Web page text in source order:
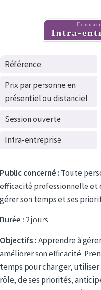
Intra-
Référence
Prix par personne en
présentiel ou distanciel
Session ouverte
Intra-entreprise
Public concerné : Toute
efficacité professionnelle et
gérer son temps et ses
Durée : 2 jours
Objectifs :Apprendre à
améliorer son efficacité.
temps pour changer,
rôle, de ses priorités,